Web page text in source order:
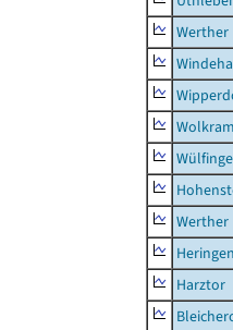
Werther
Werther
Harztor